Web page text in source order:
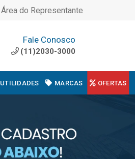
Área do Representante
Fale Conosco
(11)2030-3000
UTILIDADES MARCAS OFERTAS